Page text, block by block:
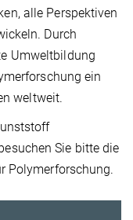
alle Perspektiven
Durch
Umweltbildung
ein
weltweit.
Sie bitte die
Polymerforschung.